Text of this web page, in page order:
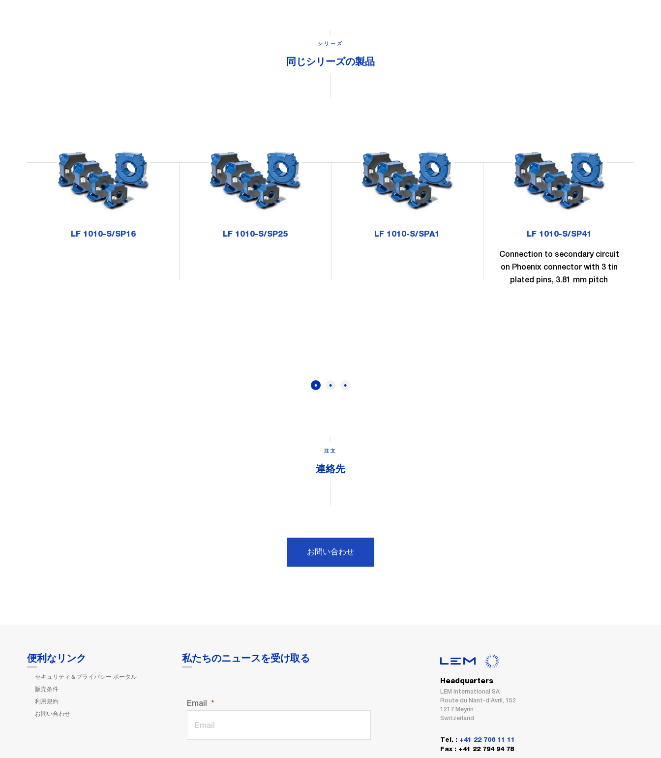
シリーズ
同じシリーズの製品
LF 1010-S/SP16 LF 1010-S/SP25 LF 1010-S/SPA1 LF 1010-S/SP41
Connection to secondary circuit
on Phoenix connector with 3 tin
plated pins, 3.81 mm pitch
注文
連絡先
お問い合わせ
便利なリンク
セキュリティ＆プライバシー ポータル
販売条件
利用規約
お問い合わせ
私たちのニュースを受け取る
Email
Headquarters
LEM International SA
Route du Nant-d’Avril, 152
1217 Meyrin
Switzerland
Tel. : +41 22 706 11 11
Fax : +41 22 794 94 78